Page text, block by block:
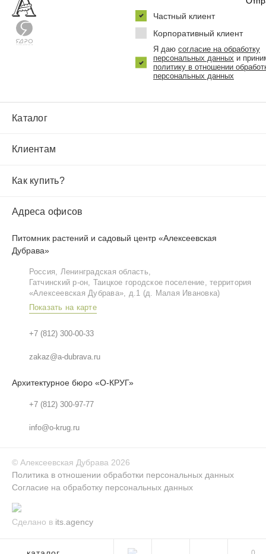
Каталог
Клиентам
Как купить?
Адреса офисов
Питомник растений и садовый центр «Алексеевская
Дубрава»
Россия, Ленинградская область,
Гатчинский р‑он, Таицкое городское поселение, территория
«Алексеевская Дубрава», д.1 (д. Малая Ивановка)
Показать на карте
+7 (812) 300-00-33
zakaz@a-dubrava.ru
Архитектурное бюро «О-КРУГ»
+7 (812) 300-97-77
info@o-krug.ru
Частный клиент
Корпоративный клиент
Я даю согласие на обработку
персональных данных и
политику в отношении
персональных данных
© Алексеевская Дубрава 2026
Политика в отношении обработки персональных данных
Согласие на обработку персональных данных
Сделано в its.agency